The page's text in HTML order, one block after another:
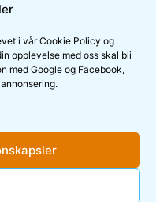
i vår Cookie Policy og
opplevelse med oss skal bli
med Google og Facebook,
… 5 Neste »